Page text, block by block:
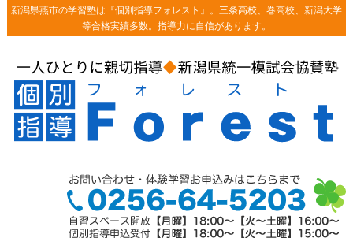
新潟県燕市の学習塾は『個別指導フォレスト』。三条高校、巻高校、新潟大学
等合格実績多数。指導力に自信があります。